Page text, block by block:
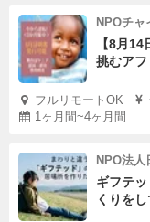
NPOチャ
【8月
挑むア
フルリモートOK
1ヶ月間~4ヶ月間
NPO法人
ギフテ
くりを